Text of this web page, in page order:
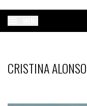
CRISTINA ALONSO